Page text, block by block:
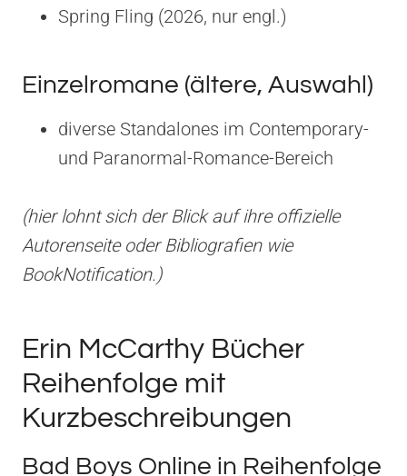
Spring Fling (2026, nur engl.)
Einzelromane (ältere, Auswahl)
diverse Standalones im Contemporary-
und Paranormal-Romance-Bereich
(hier lohnt sich der Blick auf ihre offizielle
Autorenseite oder Bibliografien wie
BookNotification.)
Erin McCarthy Bücher
Reihenfolge mit
Kurzbeschreibungen
Bad Boys Online in Reihenfolge